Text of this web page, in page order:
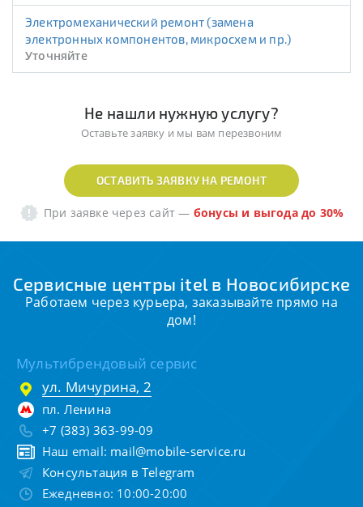
Электромеханический ремонт (замена
электронных компонентов, микросхем и пр.)
Уточняйте
Не нашли нужную услугу?
Оставьте заявку и мы вам перезвоним
ОСТАВИТЬ ЗАЯВКУ НА РЕМОНТ
При заявке через сайт — бонусы и выгода до 30%
Сервисные центры itel в Новосибирске
Работаем через курьера, заказывайте прямо на
дом!
Мультибрендовый сервис
ул. Мичурина, 2
пл. Ленина
+7 (383) 363-99-09
Наш email: mail@mobile-service.ru
Консультация в Telegram
Ежедневно: 10:00-20:00